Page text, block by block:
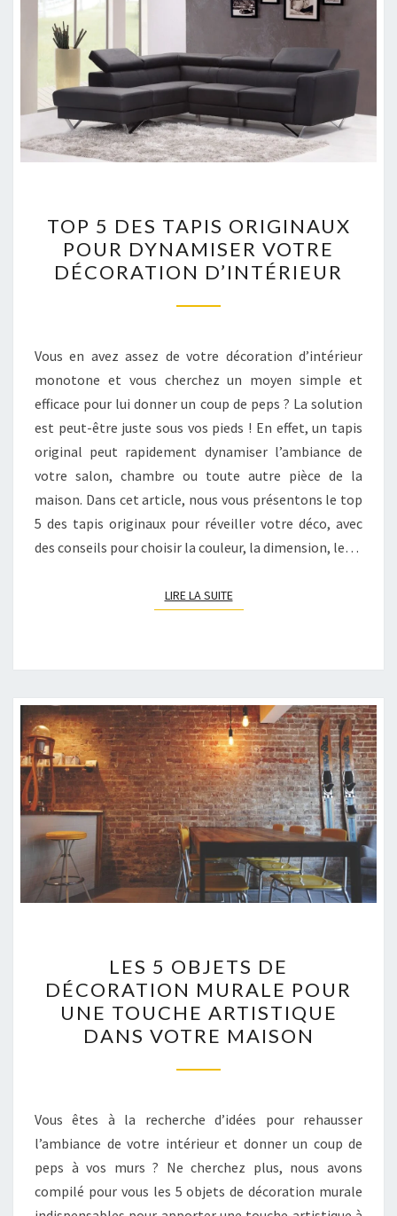
5
DES
TAPIS
ORIGINAUX
DYNAMISER
VOTRE
DÉCORATION
D’INTÉRIEUR
TOP 5 DES TAPIS ORIGINAUX
POUR DYNAMISER VOTRE
DÉCORATION D’INTÉRIEUR
Vous en avez assez de votre décoration d’intérieur
monotone et vous cherchez un moyen simple et
efficace pour lui donner un coup de peps ? La solution
est peut-être juste sous vos pieds ! En effet, un tapis
original peut rapidement dynamiser l’ambiance de
votre salon, chambre ou toute autre pièce de la
maison. Dans cet article, nous vous présentons le top
5 des tapis originaux pour réveiller votre déco, avec
des conseils pour choisir la couleur, la dimension, le…
LIRE LA SUITELIRE LA SUITE
5
OBJETS
DE
DÉCORATION
MURALE
UNE
TOUCHE
ARTISTIQUE
DANS
VOTRE
LES 5 OBJETS DE
DÉCORATION MURALE POUR
UNE TOUCHE ARTISTIQUE
DANS VOTRE MAISON
Vous êtes à la recherche d’idées pour rehausser
l’ambiance de votre intérieur et donner un coup de
peps à vos murs ? Ne cherchez plus, nous avons
compilé pour vous les 5 objets de décoration murale